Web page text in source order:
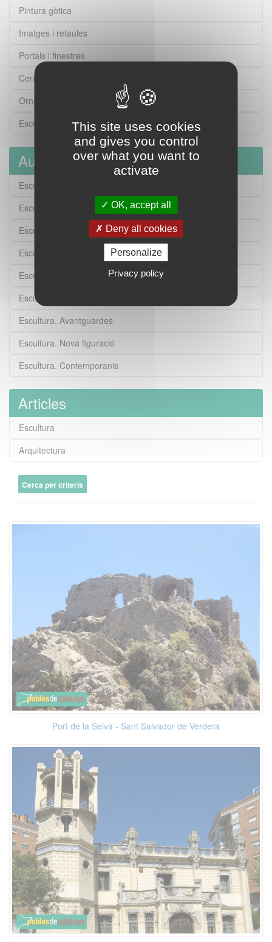
Pintura gòtica
Imatges i retaules
Portals i finestres
Ceràmica
Ornamentació modernista
Escultura dels segles XIX i XX
Autors
Escultura. Neoclassicisme
Escultura. Realisme
Escultura. Modernisme
Escultura. Postmodernisme
Escultura. Noucentisme
Escultura. Generació 1917
Escultura. Avantguardes
Escultura. Nova figuració
Escultura. Contemporanis
Articles
Escultura
Arquitectura
Cerca per criteris
Port de la Selva - Sant Salvador de Verdera
This site uses cookies
and gives you control
over what you want to
activate
OK, accept all
Deny all cookies
Personalize
Privacy policy